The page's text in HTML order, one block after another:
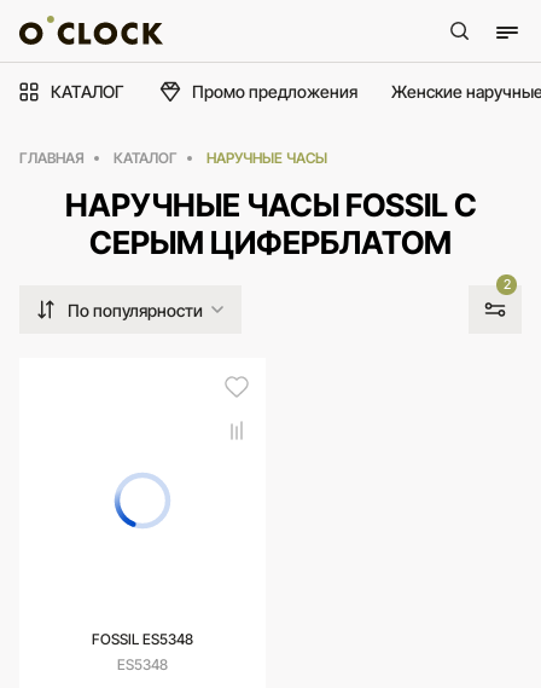
КАТАЛОГ Промо предложения Женские
ГЛАВНАЯ КАТАЛОГ НАРУЧНЫЕ ЧАСЫ
НАРУЧНЫЕ ЧАСЫ FOSSIL С
СЕРЫМ ЦИФЕРБЛАТОМ
По популярности
2
FOSSIL ES5348
ES5348